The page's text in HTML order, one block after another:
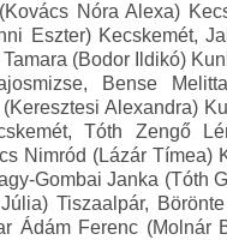
Nóra Alexa)
Eszter) Kecskemét,
(Bodor Ildikó)
Bense
Alexandra)
Tóth Zengő
Nimród (Lázár Tímea)
Gombai Janka (Tóth
Tiszaalpár,
Ádám Ferenc (Molnár